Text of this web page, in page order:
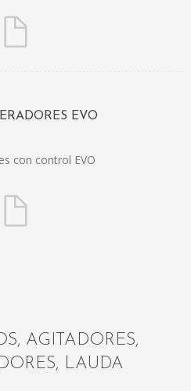
EVO
con control EVO
AGITADORES,
LAUDA